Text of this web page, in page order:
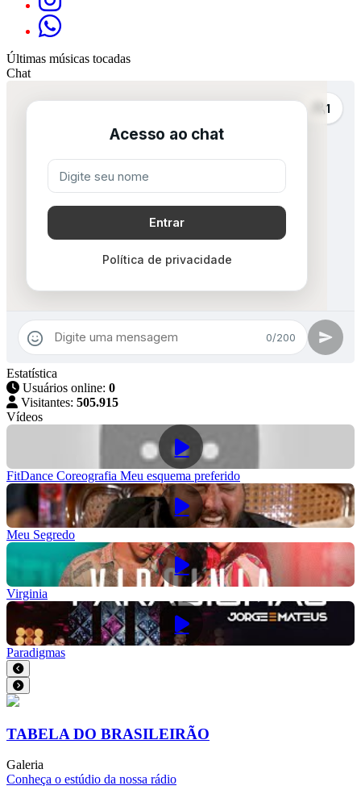
Últimas músicas tocadas
Chat
Estatística
Usuários online: 0
Visitantes: 505.915
Vídeos
FitDance Coreografia Meu esquema preferido
Meu Segredo
Virginia
Paradigmas
TABELA DO BRASILEIRÃO
Galeria
Conheça o estúdio da nossa rádio